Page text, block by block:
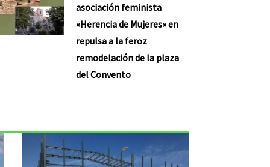
asociación feminista
«Herencia de Mujeres» en
repulsa a la feroz
remodelación de la plaza
del Convento